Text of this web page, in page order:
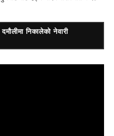
निकालेको नेवारी